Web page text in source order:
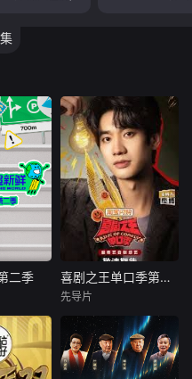
地球超新鲜第二季
着地
鲜有
，探
二季 喜剧之王单口季第三季
节目将延续从小人
物到喜剧之王的故
事，汇聚来自全国
喜剧之王单口季第三季
先导片